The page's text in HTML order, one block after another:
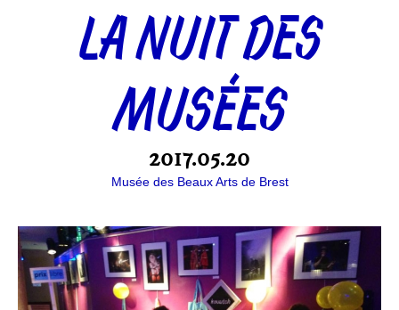
LA NUIT DES
MUSÉES
2017.05.20
Musée des Beaux Arts de Brest